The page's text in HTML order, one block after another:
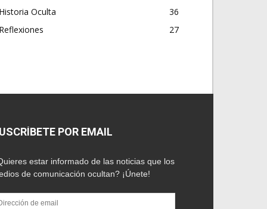
Historia Oculta
36
Reflexiones
27
POR EMAIL
estar informado de las noticias que los
de comunicación ocultan? ¡Únete!